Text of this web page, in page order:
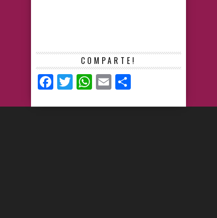
COMPARTE!
Facebook
TwitterWhatsApp
Email